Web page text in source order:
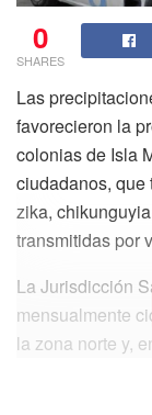
0
SHARES
Las
favorecieron la
colonias de Isla
ciudadanos, que
zika,
transmitidas por
La Jurisdicción
mensualmente
la zona norte y,